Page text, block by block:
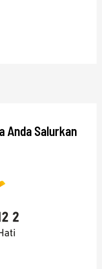
Anda Salurkan